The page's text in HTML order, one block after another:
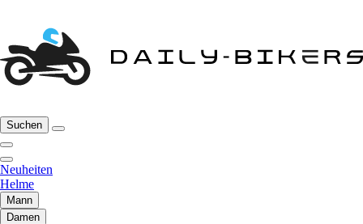
Suchen
Neuheiten
Helme
Mann
Damen